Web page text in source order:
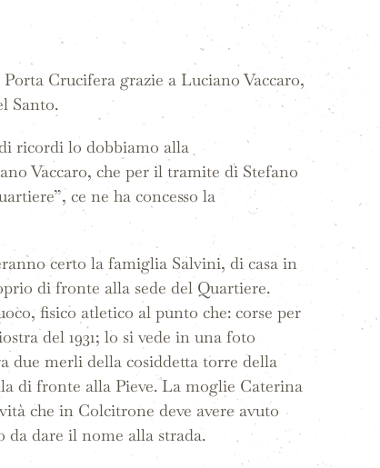
Crucifera grazie a Luciano Vaccaro,
Santo.
ricordi lo dobbiamo alla
Vaccaro, che per il tramite di Stefano
ce ne ha concesso la
certo la famiglia Salvini, di casa in
di fronte alla sede del Quartiere.
fisico atletico al punto che: corse per
del 1931; lo si vede in una foto
due merli della cosiddetta torre della
di fronte alla Pieve. La moglie Caterina
che in Colcitrone deve avere avuto
dare il nome alla strada.